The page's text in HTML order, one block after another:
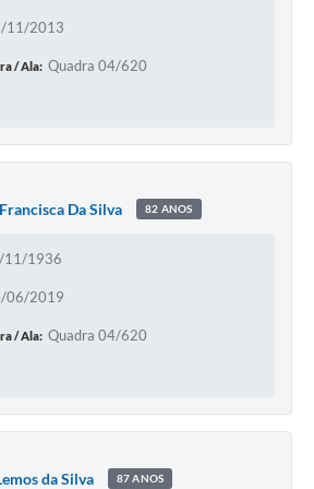
11/2013
/ Ala: Quadra 04/620
Da Silva 82 ANOS
11/1936
06/2019
/ Ala: Quadra 04/620
da Silva 87 ANOS